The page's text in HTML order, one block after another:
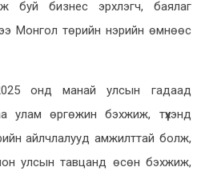
буй бизнес эрхлэгч, баялаг
Монгол төрийн нэрийн өмнөөс
онд манай улсын гадаад
улам өргөжин бэхжиж, түүхэнд
айлчлалууд амжилттай болж,
улсын тавцанд өсөн бэхжиж,